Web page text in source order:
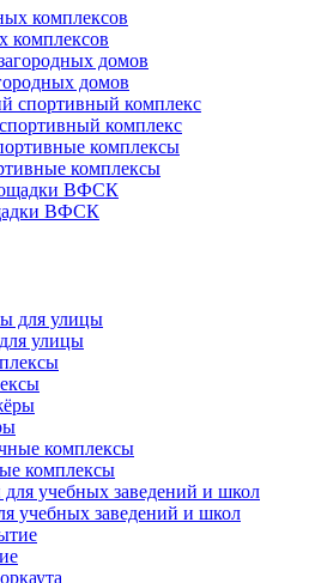
комплексов
домов
комплекс
комплексы
ВФСК
улицы
комплексы
учебных заведений и школ